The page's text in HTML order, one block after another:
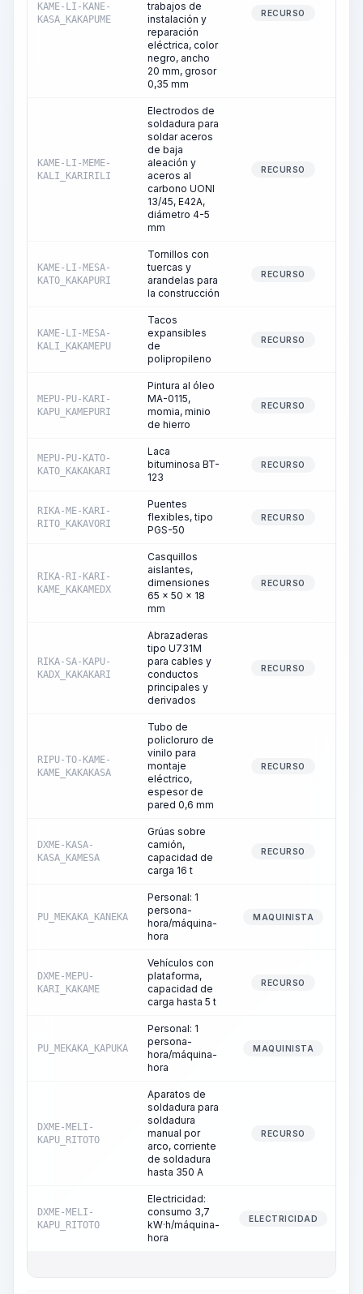
KAME-LI-KANE-
KASA_KAKAPUME
trabajos de
instalación y
reparación
eléctrica, color
negro, ancho
20 mm, grosor
0,35 mm
RECURSO
KAME-LI-MEME-
KALI_KARIRILI
Electrodos de
soldadura para
soldar aceros
de baja
aleación y
aceros al
carbono UONI
13/45, E42A,
diámetro 4-5
mm
RECURSO
KAME-LI-MESA-
KATO_KAKAPURI
Tornillos con
tuercas y
arandelas para
la construcción
RECURSO
KAME-LI-MESA-
KALI_KAKAMEPU
Tacos
expansibles
de
polipropileno
RECURSO
MEPU-PU-KARI-
KAPU_KAMEPURI
Pintura al óleo
MA-0115,
momia, minio
de hierro
RECURSO
MEPU-PU-KATO-
KATO_KAKAKARI
Laca
bituminosa BT-
123
RECURSO
RIKA-ME-KARI-
RITO_KAKAVORI
Puentes
flexibles, tipo
PGS-50
RECURSO
RIKA-RI-KARI-
KAME_KAKAMEDX
Casquillos
aislantes,
dimensiones
65 x 50 x 18
mm
RECURSO
RIKA-SA-KAPU-
KADX_KAKAKARI
Abrazaderas
tipo U731M
para cables y
conductos
principales y
derivados
RECURSO
RIPU-TO-KAME-
KAME_KAKAKASA
Tubo de
policloruro de
vinilo para
montaje
eléctrico,
espesor de
pared 0,6 mm
RECURSO
DXME-KASA-
KASA_KAMESA
Grúas sobre
camión,
capacidad de
carga 16 t
RECURSO
PU_MEKAKA_KANEKA
Personal: 1
persona-
hora/máquina-
hora
MAQUINISTA
DXME-MEPU-
KARI_KAKAME
Vehículos con
plataforma,
capacidad de
carga hasta 5 t
RECURSO
PU_MEKAKA_KAPUKA
Personal: 1
persona-
hora/máquina-
hora
MAQUINISTA
DXME-MELI-
KAPU_RITOTO
Aparatos de
soldadura para
soldadura
manual por
arco, corriente
de soldadura
hasta 350 A
RECURSO
DXME-MELI-
KAPU_RITOTO
Electricidad:
consumo 3,7
kW·h/máquina-
hora
ELECTRICIDAD